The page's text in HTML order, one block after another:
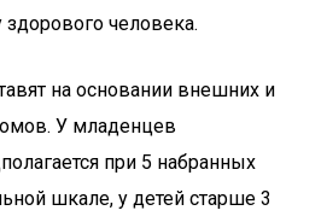
здорового человека.
на основании внешних и
У младенцев
при 5 набранных
шкале, у детей старше 3